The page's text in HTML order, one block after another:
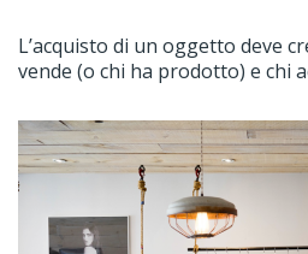
L’acquisto di un oggetto deve
vende (o chi ha prodotto) e chi